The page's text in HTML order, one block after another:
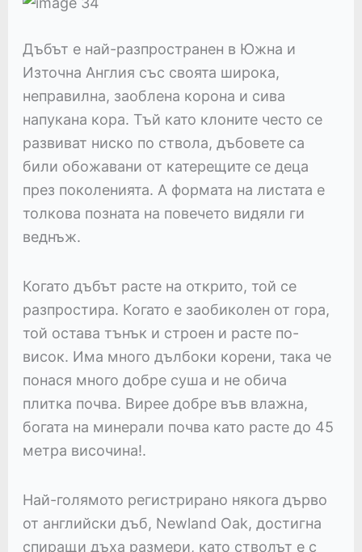
Дъбът е най-разпространен в Южна и
Източна Англия със своята широка,
неправилна, заоблена корона и сива
напукана кора. Тъй като клоните често се
развиват ниско по ствола, дъбовете са
били обожавани от катерещите се деца
през поколенията. А формата на листата е
толкова позната на повечето видяли ги
веднъж.
Когато дъбът расте на открито, той се
разпростира. Когато е заобиколен от гора,
той остава тънък и строен и расте по-
висок. Има много дълбоки корени, така че
понася много добре суша и не обича
плитка почва. Вирее добре във влажна,
богата на минерали почва като расте до 45
метра височина!.
Най-голямото регистрирано някога дърво
от английски дъб, Newland Oak, достигна
спиращи дъха размери, като стволът е с